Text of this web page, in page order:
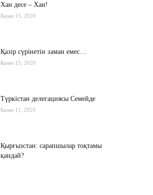
Хан десе – Хан!
Қазан 15, 2020
Қазір сүрінетін заман емес…
Қазан 15, 2020
Түркістан делегациясы Семейде
Қазан 11, 2020
Қырғызстан: сарапшылар тоқтамы
қандай?